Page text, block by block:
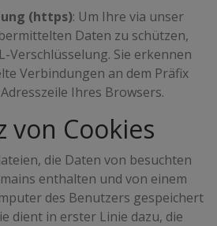
(https): Um Ihre via unser
Daten zu schützen,
Verschlüsselung. Sie erkennen
Verbindungen an dem Präfix
Ihres Browsers.
von Cookies
die Daten von besuchten
enthalten und von einem
des Benutzers gespeichert
dient in erster Linie dazu, die